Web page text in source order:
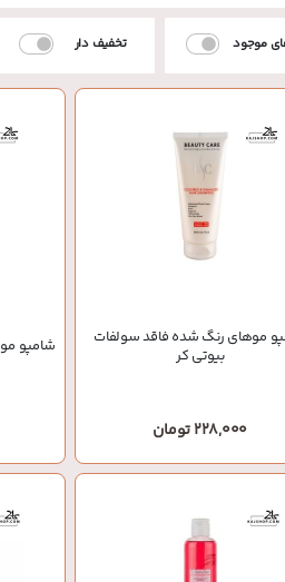
موجود تخفیف دار
موهای رنگ شده فاقد سولفات
بیوتی کر
228,000 تومان
شامپو